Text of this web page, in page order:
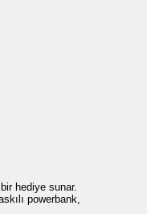
hediye sunar.
powerbank,